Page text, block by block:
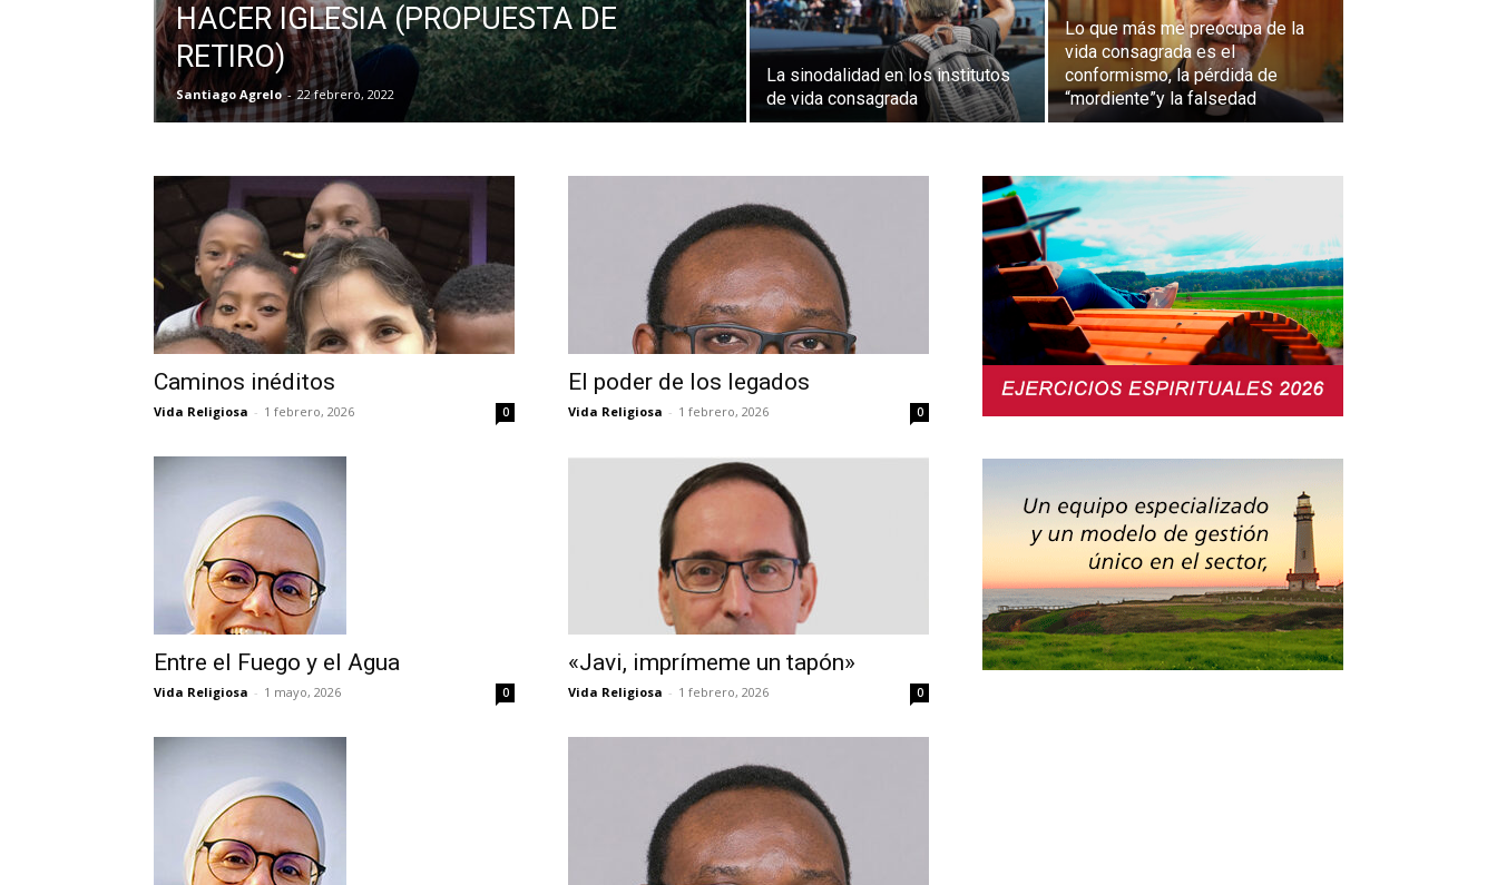
HACER IGLESIA (PROPUESTA DE
RETIRO)
Santiago Agrelo - 22 febrero, 2022
La sinodalidad en los institutos
de vida consagrada
Lo que más me preocupa de la
vida consagrada es el
conformismo, la pérdida de
“mordiente”y la falsedad
Caminos inéditos
Vida Religiosa - 1 febrero, 2026 0
El poder de los legados
Vida Religiosa - 1 febrero, 2026 0
Entre el Fuego y el Agua
Vida Religiosa - 1 mayo, 2026 0
«Javi, imprímeme un tapón»
Vida Religiosa - 1 febrero, 2026 0